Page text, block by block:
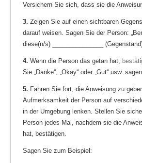
Versichern Sie sich, dass sie die
3. Zeigen Sie auf einen sichtbaren
darauf weisen. Sagen Sie der Person:
diese(n/s) _______________
4. Wenn die Person das getan hat,
Sie „Danke“, „Okay“ oder „Gut“ usw.
5. Fahren Sie fort, die Anweisung zu
Aufmerksamkeit der Person auf
in der Umgebung lenken. Stellen Sie
Person jedes Mal, nachdem sie die
hat, bestätigen.
Sagen Sie zum Beispiel: